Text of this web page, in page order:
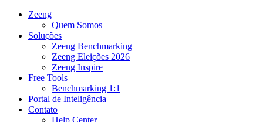
Zeeng
Quem Somos
Soluções
Zeeng Benchmarking
Zeeng Eleições 2026
Zeeng Inspire
Free Tools
Benchmarking 1:1
Portal de Inteligência
Contato
Help Center